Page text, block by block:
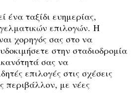
ταξίδι ευημερίας,
επιλογών. Η
χορηγός σας στο να
στην σταδιοδρομία
σας να
επιλογές στις σχέσεις
περιβάλλον, με νέες